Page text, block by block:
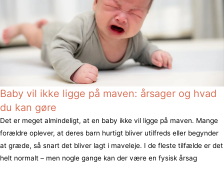
Baby vil ikke ligge på maven: årsager og hvad
du kan gøre
Det er meget almindeligt, at en baby ikke vil ligge på maven. Mange
forældre oplever, at deres barn hurtigt bliver utilfreds eller begynder
at græde, så snart det bliver lagt i maveleje. I de fleste tilfælde er det
helt normalt – men nogle gange kan der være en fysisk årsag